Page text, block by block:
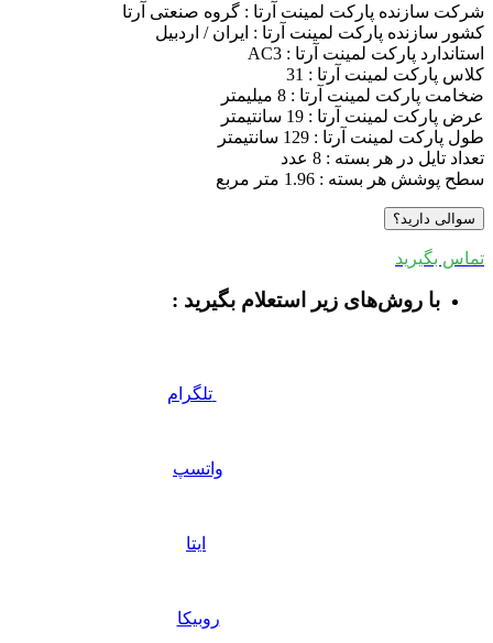
شرکت سازنده پارکت لمینت آرتا : گروه صنعتی آرتا
کشور سازنده پارکت لمینت آرتا : ایران / اردبیل
استاندارد پارکت لمینت آرتا : AC3
کلاس پارکت لمینت آرتا : 31
ضخامت پارکت لمینت آرتا : 8 میلیمتر
عرض پارکت لمینت آرتا : 19 سانتیمتر
طول پارکت لمینت آرتا : 129 سانتیمتر
تعداد تایل در هر بسته : 8 عدد
سطح پوشش هر بسته : 1.96 متر مربع
سوالی دارید؟
تماس بگیرید
با روش‌های زیر استعلام بگیرید :
تلگرام
واتسپ
ایتا
روبیکا